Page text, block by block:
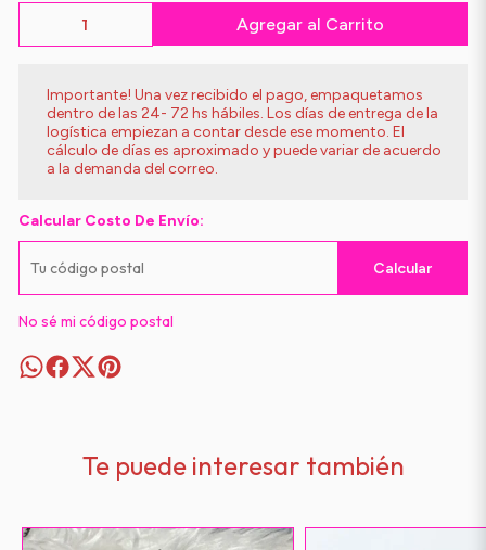
Agregar al Carrito
Importante! Una vez recibido el pago, empaquetamos
dentro de las 24- 72 hs hábiles. Los días de entrega de la
logística empiezan a contar desde ese momento. El
cálculo de días es aproximado y puede variar de acuerdo
a la demanda del correo.
Calcular Costo De Envío:
Calcular
No sé mi código postal
Te puede interesar también